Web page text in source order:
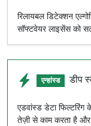
रिलायबल डिटेक्शन
सॉफ्टवेयर लाइसेंस को
एन्हांस्ड डीप
एडवांस्ड डेटा
तेज़ी से काम करता है और